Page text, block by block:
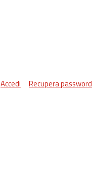
Accedi Recupera password